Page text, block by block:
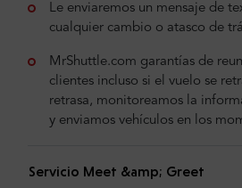
Le enviaremos un mensaje de
cualquier cambio o atasco de
MrShuttle.com garantías de
clientes incluso si el vuelo se
retrasa, monitoreamos la
y enviamos vehículos en los
Servicio Meet &amp; Greet